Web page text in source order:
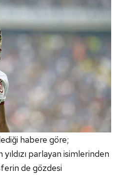
habere göre;
parlayan isimlerinden
de gözdesi